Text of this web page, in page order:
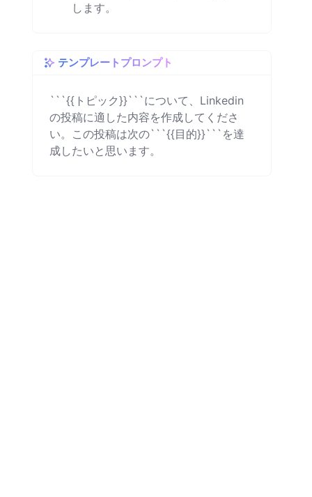
します。
テンプレートプロンプト
```{{トピック}}```について、Linkedin
の投稿に適した内容を作成してくださ
い。この投稿は次の```{{目的}}```を達
成したいと思います。